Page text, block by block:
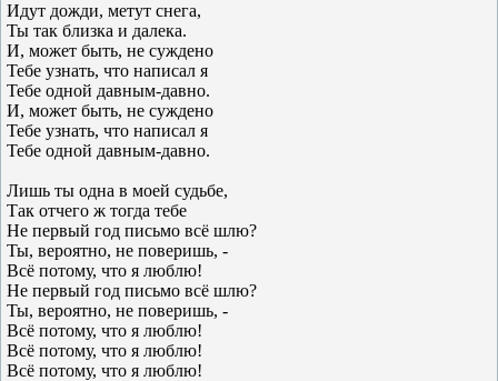
Идут дожди, метут снега,
Ты так близка и далека.
И, может быть, не суждено
Тебе узнать, что написал я
Тебе одной давным-давно.
И, может быть, не суждено
Тебе узнать, что написал я
Тебе одной давным-давно.
Лишь ты одна в моей судьбе,
Так отчего ж тогда тебе
Не первый год письмо всё шлю?
Ты, вероятно, не поверишь, -
Всё потому, что я люблю!
Не первый год письмо всё шлю?
Ты, вероятно, не поверишь, -
Всё потому, что я люблю!
Всё потому, что я люблю!
Всё потому, что я люблю!